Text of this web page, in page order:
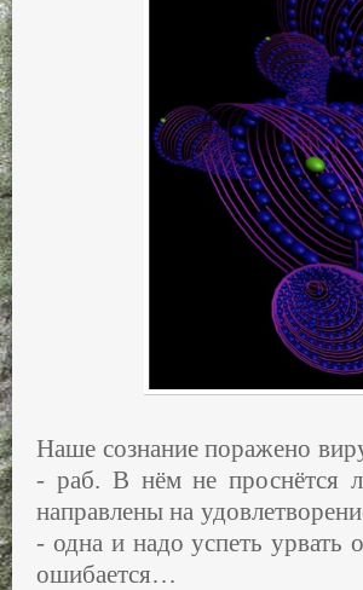
Наше сознание поражено
- раб. В нём не проснётся
направлены на
- одна и надо успеть урвать
ошибается…